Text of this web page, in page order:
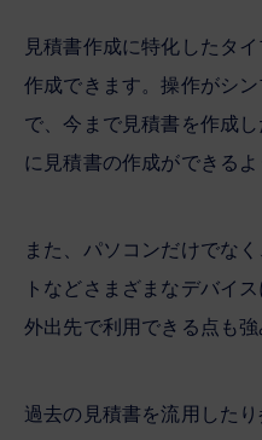
見積書作成に特化したタ
作成できます。操作がシ
で、今まで見積書を作成
に見積書の作成ができるよ
また、パソコンだけでな
トなどさまざまなデバイ
外出先で利用できる点も強
過去の見積書を流用した